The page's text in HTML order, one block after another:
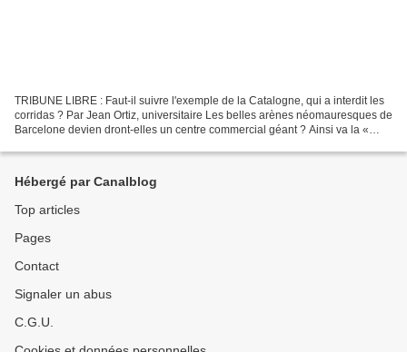
TRIBUNE LIBRE : Faut-il suivre l'exemple de la Catalogne, qui a interdit les
corridas ? Par Jean Ortiz, universitaire Les belles arènes néomauresques de
Barcelone devien dront-elles un centre commercial géant ? Ainsi va la «
Hébergé par Canalblog
Top articles
Pages
Contact
Signaler un abus
C.G.U.